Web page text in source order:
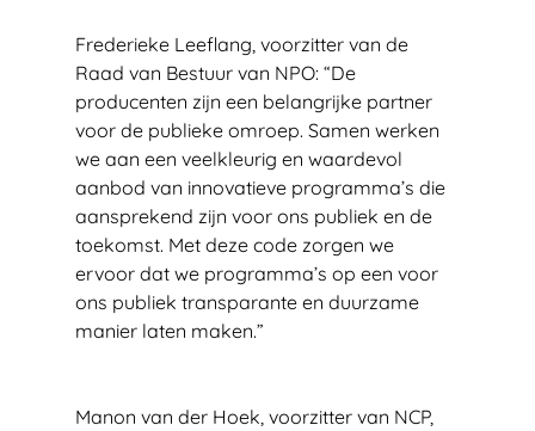
Frederieke Leeflang, voorzitter van de
Raad van Bestuur van NPO: “De
producenten zijn een belangrijke partner
voor de publieke omroep. Samen werken
we aan een veelkleurig en waardevol
aanbod van innovatieve programma’s die
aansprekend zijn voor ons publiek en de
toekomst. Met deze code zorgen we
ervoor dat we programma’s op een voor
ons publiek transparante en duurzame
manier laten maken.”
Manon van der Hoek, voorzitter van NCP,